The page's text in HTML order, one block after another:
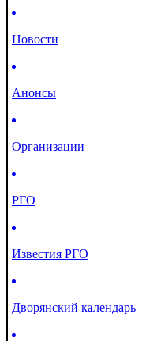
Новости
Анонсы
Организации
РГО
Известия РГО
Дворянский календарь